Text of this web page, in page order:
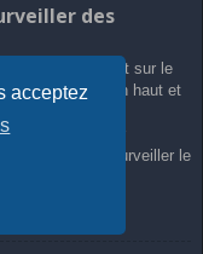
acceptez
des
sujet en cliquant sur le
souvent placé en haut et
« M’avertir
également de surveiller le